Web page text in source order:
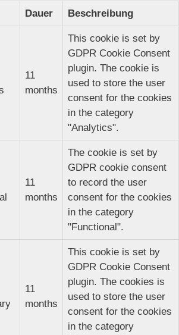
Dauer Beschreibung
11
months
This cookie is set by
GDPR Cookie Consent
plugin. The cookie is
used to store the user
consent for the cookies
in the category
"Analytics".
11
months
The cookie is set by
GDPR cookie consent
to record the user
consent for the cookies
in the category
"Functional".
11
months
This cookie is set by
GDPR Cookie Consent
plugin. The cookies is
used to store the user
consent for the cookies
in the category